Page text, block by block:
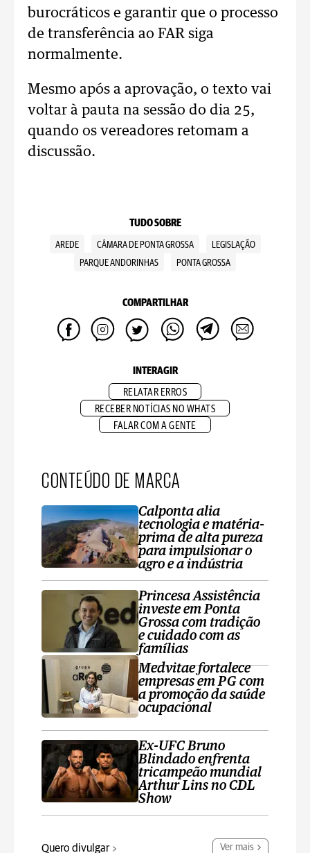
burocráticos e garantir que o processo
de transferência ao FAR siga
normalmente.
Mesmo após a aprovação, o texto vai
voltar à pauta na sessão do dia 25,
quando os vereadores retomam a
discussão.
TUDO SOBRE
AREDE CÂMARA DE PONTA GROSSA
LEGISLAÇÃO
PARQUE ANDORINHAS
PONTA GROSSA
COMPARTILHAR
INTERAGIR
RELATAR ERROS
RECEBER NOTÍCIAS NO WHATS
FALAR COM A GENTE
CONTEÚDO DE MARCA
Calponta alia
tecnologia e matéria-
prima de alta pureza
para impulsionar o
agro e a indústria
Princesa Assistência
investe em Ponta
Grossa com tradição
e cuidado com as
famílias
Medvitae fortalece
empresas em PG com
a promoção da saúde
ocupacional
Ex-UFC Bruno
Blindado enfrenta
tricampeão mundial
Arthur Lins no CDL
Show
Quero divulgar Ver mais